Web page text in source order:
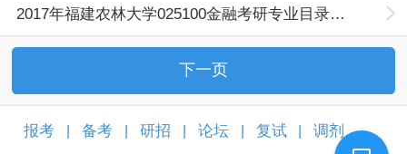
2017年福建农林大学025100金融考研专业目录及考试科目
下一页
报考 备考 研招 论坛 复试 调剂